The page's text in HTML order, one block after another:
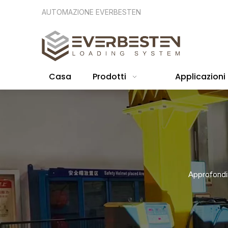
AUTOMAZIONE EVERBESTEN
Casa Prodotti Applicazioni